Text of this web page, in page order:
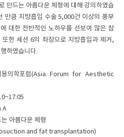
만드는 아름다운 체형에 대해 강의하였습
만큼 지방흡입 수술 5,000건 이상의 풍부
대한 전반적인 노하우를 선보여 많은 참
한 세션 6의 좌장으로 지방흡입과 제거,
하였습니다.
의학포럼(Asia Forum for Aesthetic
A
아름다운 체형
and fat transplantation)